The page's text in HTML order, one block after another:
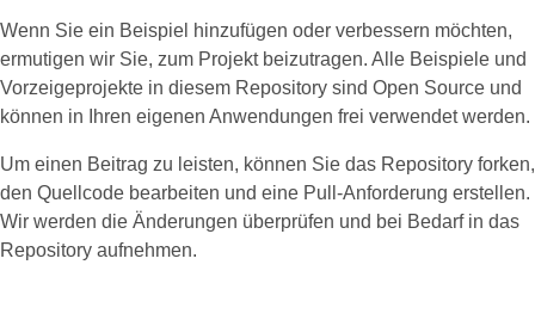
Wenn Sie ein Beispiel hinzufügen oder verbessern möchten,
ermutigen wir Sie, zum Projekt beizutragen. Alle Beispiele und
Vorzeigeprojekte in diesem Repository sind Open Source und
können in Ihren eigenen Anwendungen frei verwendet werden.
Um einen Beitrag zu leisten, können Sie das Repository forken,
den Quellcode bearbeiten und eine Pull-Anforderung erstellen.
Wir werden die Änderungen überprüfen und bei Bedarf in das
Repository aufnehmen.